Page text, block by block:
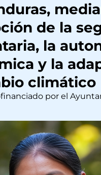
de la
la
y la
climático
por el